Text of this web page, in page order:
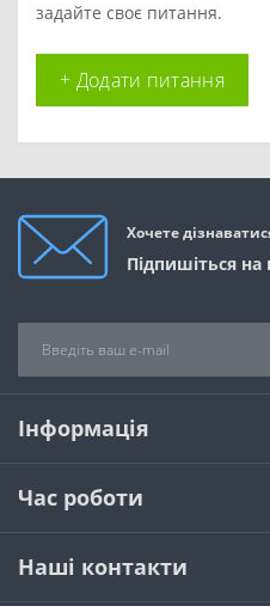
задайте своє питання.
+ Додати питання
Хочете
Підпишіться
Інформація
Час роботи
Наші контакти